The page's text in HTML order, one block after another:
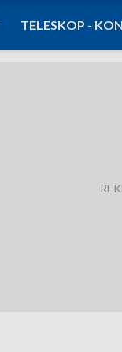
TELESKOP -